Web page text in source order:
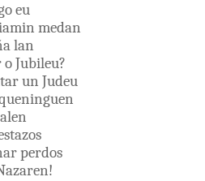
eu
medan
lan
oJubileu?
un Judeu
perdos
!